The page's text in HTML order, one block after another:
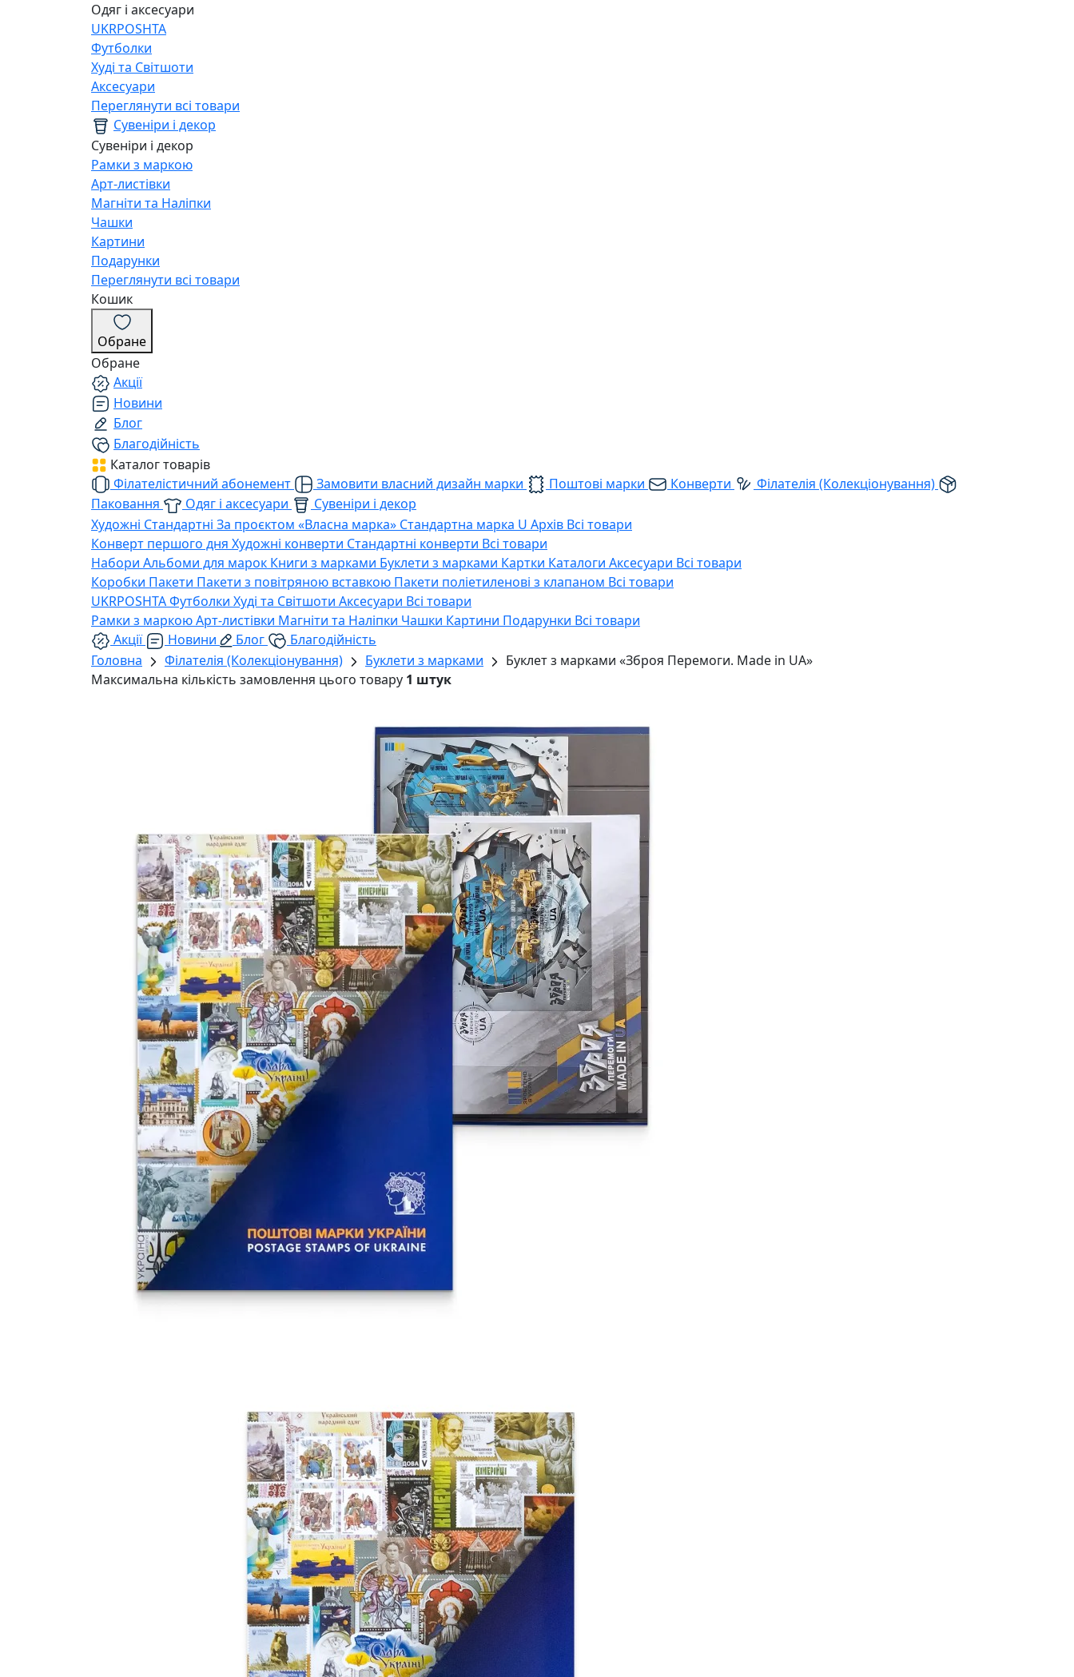
Одяг і аксесуари
UKRPOSHTA
Футболки
Худі та Світшоти
Аксесуари
Переглянути всі товари
Сувеніри і декор
Сувеніри і декор
Рамки з маркою
Арт-листівки
Магніти та Наліпки
Чашки
Картини
Подарунки
Переглянути всі товари
Кошик
Обране
Обране
Акції
Новини
Блог
Благодійність
Каталог товарів
Філателістичний абонемент
Замовити власний дизайн марки Поштові марки Конверти
Філателія (Колекціонування)
Паковання
Одяг і аксесуари
Сувеніри і декор
Художні Стандартні За проєктом «Власна марка» Стандартна марка U Архів Всі товари
Конверт першого дня Художні конверти Стандартні конверти Всі товари
Набори Альбоми для марок Книги з марками Буклети з марками Картки Каталоги Аксесуари Всі товари
Коробки Пакети Пакети з повітряною вставкою Пакети поліетиленові з клапаном Всі товари
UKRPOSHTAФутболки Худі та Світшоти Аксесуари Всі товари
Рамки з маркоюАрт-листівки Магніти та Наліпки Чашки Картини Подарунки Всі товари
Акції
Новини Блог
Благодійність
Головна
Філателія (Колекціонування) Буклети з марками
Буклет з марками «Зброя Перемоги. Made in UA»
Максимальна кількість замовлення цього товару 1 штук